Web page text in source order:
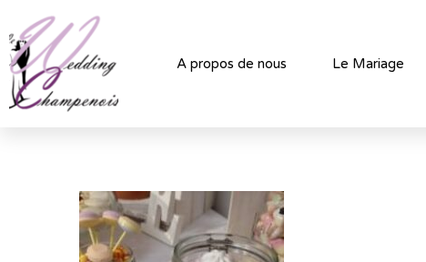
A propos de nous Le Mariage